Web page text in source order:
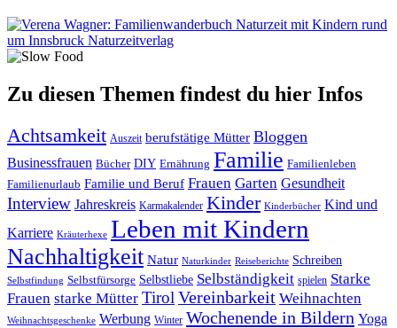
Zu diesen Themen findest du hier Infos
Achtsamkeit Auszeit berufstätige Mütter Bloggen
Businessfrauen Bücher DIY Ernährung Familie Familienleben
Familienurlaub Familie und Beruf Frauen Garten Gesundheit
Interview Jahreskreis Karmakalender Kinder Kinderbücher Kind und
Karriere Kräuterhexe Leben mit Kindern
Nachhaltigkeit Natur Naturkinder Reiseberichte Schreiben
Selbstfindung Selbstfürsorge Selbstliebe Selbständigkeit spielen Starke
Frauen starke Mütter Tirol Vereinbarkeit Weihnachten
Weihnachtsgeschenke Werbung Winter Wochenende in Bildern Yoga